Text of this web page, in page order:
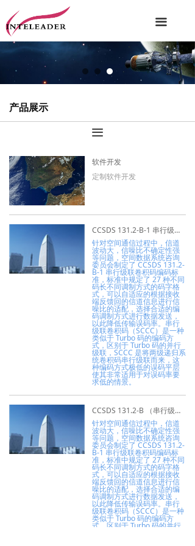
끀
软件开发
定制软件开发
CCSDS 131.2-B-1 串行级联卷积码编码器/调制器IP核
针对空间通信过程中，信道
波动大，信噪比不确定性强
等问题，空间数据系统咨询
委员会制定了 CCSDS 131.2-
B-1 串行级联卷积码编码标
准，标准中规定了 27 种不同
码长不同调制方式的码字格
式，可以自适应的根据接收
端反馈回的信道信息进行信
噪比的适配，选择合适的编
码调制方式进行数据发送，
以此降低传输误码率。串行
级联卷积码（SCCC）是一种
类似于 Turbo 码的编码方
式，区别于 Turbo 码的并行
级联，SCCC 是将两级递归系
统卷积码串行级联而来，这
种编码方式极低的误码平层
使其非常适用于对误码率要
求低的情景。
CCSDS 131.2-B （串行级联卷积码 SCCC）软件验证系统
针对空间通信过程中，信道
波动大，信噪比不确定性强
等问题，空间数据系统咨询
委员会制定了 CCSDS 131.2-
B-1 串行级联卷积码编码标
准，标准中规定了 27 种不同
码长不同调制方式的码字格
式，可以自适应的根据接收
端反馈回的信道信息进行信
噪比的适配，选择合适的编
码调制方式进行数据发送，
以此降低传输误码率。串行
级联卷积码（SCCC）是一种
类似于 Turbo 码的编码方
式，区别于 Turbo 码的并行
产品展示
끀